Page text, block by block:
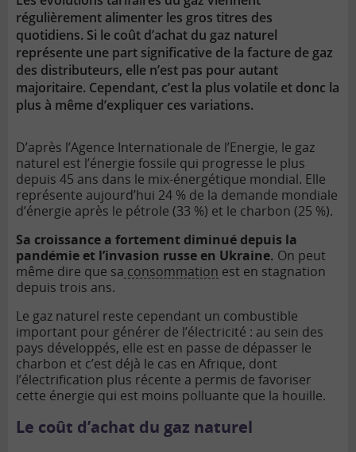
régulièrement alimenter les gros titres des
quotidiens. Si le coût d’achat du gaz naturel
représente une part significative de la facture de gaz
des distributeurs, elle n’est pas pour autant
majoritaire. Cependant, c’est la plus volatile et donc la
plus à même d’expliquer ces variations.
D’après l’Agence Internationale de l’Energie, le gaz
naturel est l’énergie fossile qui progresse le plus
depuis 45 ans dans le mix-énergétique mondial. Elle
représente aujourd’hui 24 % de la demande mondiale
d’énergie après le pétrole (33 %) et le charbon (25 %).
Sa croissance a fortement diminué depuis la
pandémie et l’invasion russe en Ukraine. On peut
même dire que sa consommation est en stagnation
depuis trois ans.
Le gaz naturel reste cependant un combustible
important pour générer de l’électricité : au sein des
pays développés, elle est en passe de dépasser le
charbon et c’est déjà le cas en Afrique, dont
l’électrification plus récente a permis de favoriser
cette énergie qui est moins polluante que la houille.
Le coût d’achat du gaz naturel